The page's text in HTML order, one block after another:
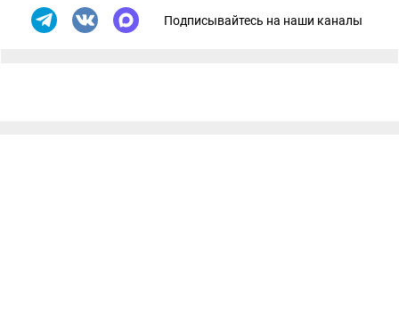
Подписывайтесь на наши каналы